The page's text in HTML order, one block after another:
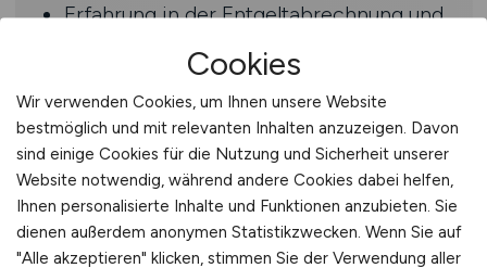
Erfahrung in der Entgeltabrechnung und
Abrechnungssystemen (z.B. SAP HCM,
DATEV, LOGA, Paisy)
Gute Kenntnisse im Lohnsteuer- und
Sozialversicherungsrecht
Sorgfältige Arbeitsweise, hohe
Serviceorientierung und Freude an
Teamarbeit
Cookies
Wir verwenden Cookies, um Ihnen unsere Website
bestmöglich und mit relevanten Inhalten anzuzeigen. Davon
sind einige Cookies für die Nutzung und Sicherheit unserer
Website notwendig, während andere Cookies dabei helfen,
Ihnen personalisierte Inhalte und Funktionen anzubieten. Sie
dienen außerdem anonymen Statistikzwecken. Wenn Sie auf
"Alle akzeptieren" klicken, stimmen Sie der Verwendung aller